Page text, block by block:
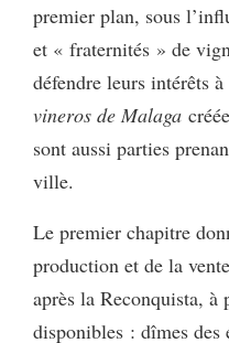
premier plan, sous
et « fraternités » de
défendre leurs intérêts
vineros de Malaga
sont aussi parties
ville.
Le premier chapitre
production et de la
après la Reconquista, à
disponibles : dîmes des